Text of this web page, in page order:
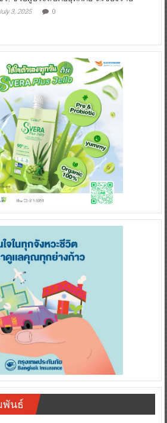
3, 2025 0
พันธ์